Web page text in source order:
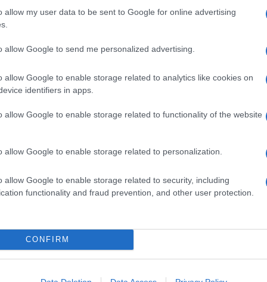
allow my user data to be sent to Google for online advertising
allow Google to send me personalized advertising.
allow Google to enable storage related to analytics like cookies on
identifiers in apps.
allow Google to enable storage related to functionality of the website
allow Google to enable storage related to personalization.
allow Google to enable storage related to security, including
functionality and fraud prevention, and other user protection.
CONFIRM
Γκέιτς χώρισε από τον μεγιστάνα το 2021
- 13:39
Διαπραγματευόμαστε αγορά
αντιδραστήρων από εταιρεία
Γκέιτς
να δημιουργήσουμε μικρούς πυρηνικούς
τουλάχιστον 5.000 MW έως το 2050»